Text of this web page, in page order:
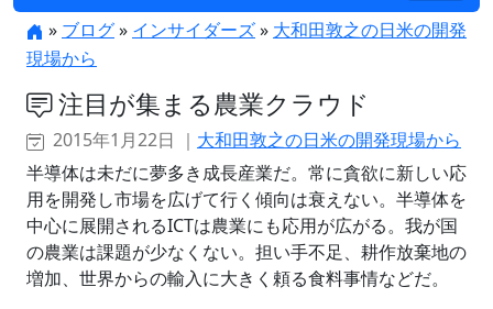
» ブログ» インサイダーズ» 大和田敦之の日米の開発
現場から
注目が集まる農業クラウド
2015年1月22日 ｜ 大和田敦之の日米の開発現場から
半導体は未だに夢多き成長産業だ。常に貪欲に新しい応
用を開発し市場を広げて行く傾向は衰えない。半導体を
中心に展開されるICTは農業にも応用が広がる。我が国
の農業は課題が少なくない。担い手不足、耕作放棄地の
増加、世界からの輸入に大きく頼る食料事情などだ。